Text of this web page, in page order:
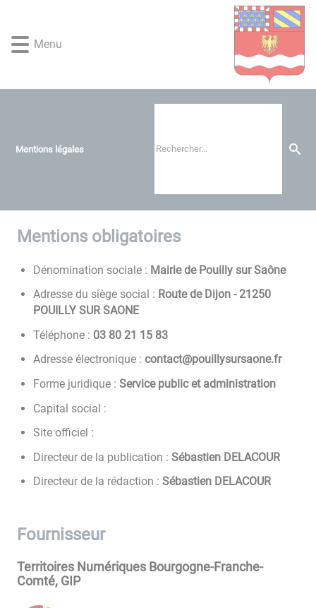
rapide
au
rapide
au
principal
rapide
recherche
rapide
au
de
Menu
Mentions légales
Mentions obligatoires
Dénomination sociale : Mairie de Pouilly sur Saône
Adresse du siège social : Route de Dijon - 21250
POUILLY SUR SAONE
Téléphone : 38 51 12 08 30
Adresse électronique : rf.enoasrusylliuop@tcatnoc
Forme juridique :Service public et administration
Capital social :
Site officiel :
Directeur de la publication : Sébastien DELACOUR
Directeur de la rédaction : Sébastien DELACOUR
Fournisseur
Territoires Numériques Bourgogne-Franche-
Comté, GIP